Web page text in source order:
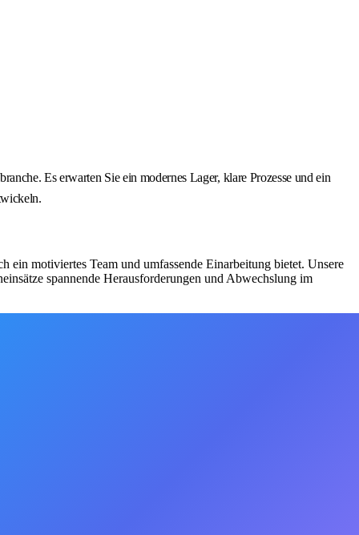
Es erwarten Sie ein modernes Lager, klare Prozesse und ein
motiviertes Team und umfassende Einarbeitung bietet. Unsere
spannende Herausforderungen und Abwechslung im